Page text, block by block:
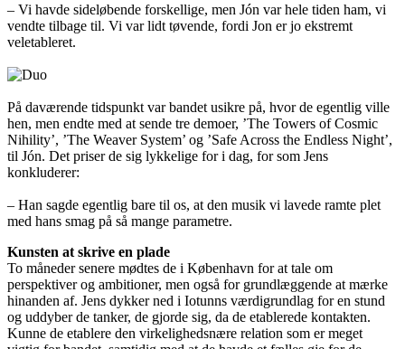
– Vi havde sideløbende forskellige, men Jón var hele tiden ham, vi
vendte tilbage til. Vi var lidt tøvende, fordi Jon er jo ekstremt
veletableret.
På daværende tidspunkt var bandet usikre på, hvor de egentlig ville
hen, men endte med at sende tre demoer, ’The Towers of Cosmic
Nihility’, ’The Weaver System’ og ’Safe Across the Endless Night’,
til Jón. Det priser de sig lykkelige for i dag, for som Jens
konkluderer:
– Han sagde egentlig bare til os, at den musik vi lavede ramte plet
med hans smag på så mange parametre.
Kunsten at skrive en plade
To måneder senere mødtes de i København for at tale om
perspektiver og ambitioner, men også for grundlæggende at mærke
hinanden af. Jens dykker ned i Iotunns værdigrundlag for en stund
og uddyber de tanker, de gjorde sig, da de etablerede kontakten.
Kunne de etablere den virkelighedsnære relation som er meget